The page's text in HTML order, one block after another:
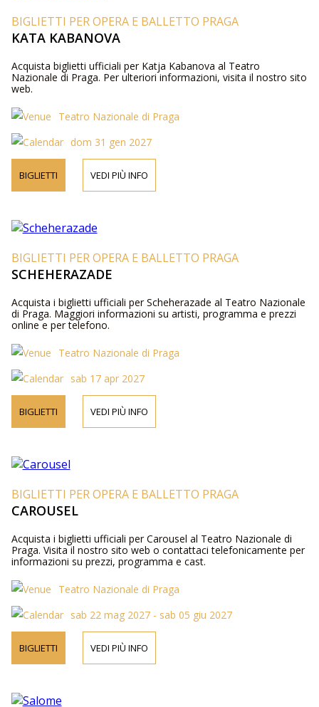
BIGLIETTI PER OPERA E BALLETTO PRAGA
KATA KABANOVA
Acquista biglietti ufficiali per Katja Kabanova al Teatro
Nazionale di Praga. Per ulteriori informazioni, visita il nostro sito
web.
Teatro Nazionale di Praga
dom 31 gen 2027
BIGLIETTI VEDI PIÙ INFO
BIGLIETTI PER OPERA E BALLETTO PRAGA
SCHEHERAZADE
Acquista i biglietti ufficiali per Scheherazade al Teatro Nazionale
di Praga. Maggiori informazioni su artisti, programma e prezzi
online e per telefono.
Teatro Nazionale di Praga
sab 17 apr 2027
BIGLIETTI VEDI PIÙ INFO
BIGLIETTI PER OPERA E BALLETTO PRAGA
CAROUSEL
Acquista i biglietti ufficiali per Carousel al Teatro Nazionale di
Praga. Visita il nostro sito web o contattaci telefonicamente per
informazioni su prezzi, programma e cast.
Teatro Nazionale di Praga
sab 22 mag 2027 - sab 05 giu 2027
BIGLIETTI VEDI PIÙ INFO